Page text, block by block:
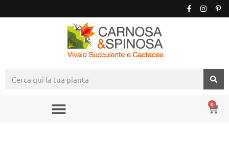
0